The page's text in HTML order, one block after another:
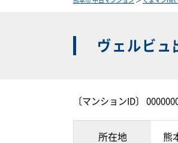
ヴェルビュ
〔マンションID〕
所在地 熊